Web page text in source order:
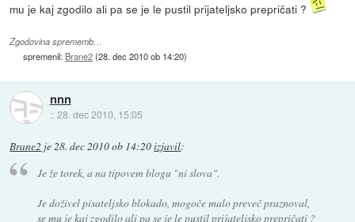
mu je kaj zgodilo ali pa se je le pustil prijateljsko prepričati ?
Zgodovina sprememb…
spremenil: Brane2(28. dec 2010 ob 14:20)
nnn
::28. dec 2010, 15:05
Brane2 je28. dec 2010 ob 14:20izjavil:
Je že torek, a na tipovem blogu "ni slova".
Je doživel pisateljsko blokado, mogoče malo preveč praznoval,
se mu je kaj zgodilo ali pa se je le pustil prijateljsko prepričati ?